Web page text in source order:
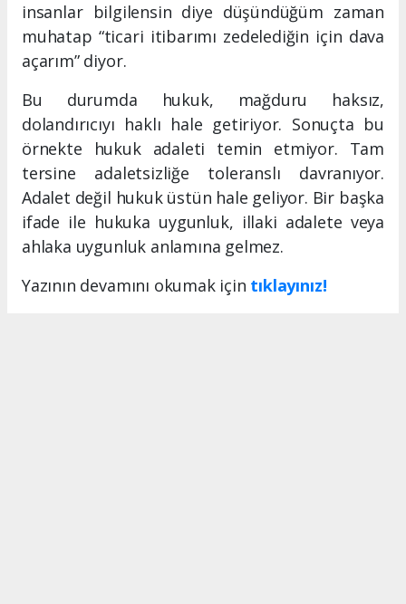
insanlar bilgilensin diye düşündüğüm zaman
muhatap “ticari itibarımı zedelediğin için dava
açarım” diyor.
Bu durumda hukuk, mağduru haksız,
dolandırıcıyı haklı hale getiriyor. Sonuçta bu
örnekte hukuk adaleti temin etmiyor. Tam
tersine adaletsizliğe toleranslı davranıyor.
Adalet değil hukuk üstün hale geliyor. Bir başka
ifade ile hukuka uygunluk, illaki adalete veya
ahlaka uygunluk anlamına gelmez.
Yazının devamını okumak için tıklayınız!